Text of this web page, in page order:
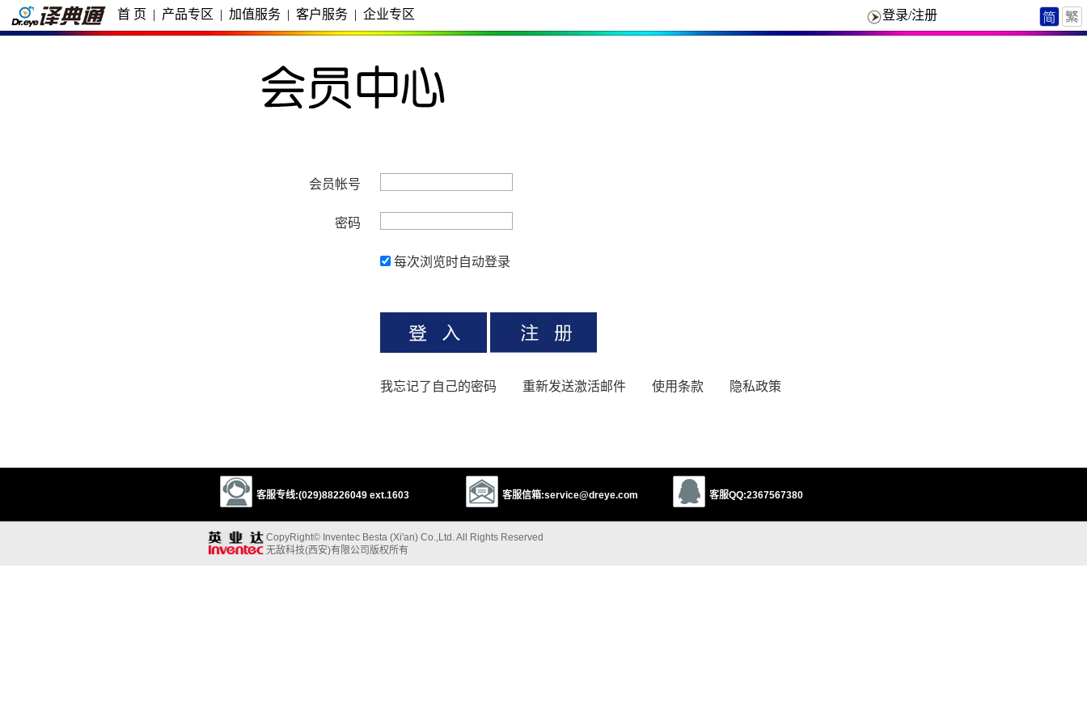
首 页 | 产品专区 | 加值服务 | 客户服务 | 企业专区 登录/注册
会员帐号
密码
每次浏览时自动登录
我忘记了自己的密码 重新发送激活邮件 使用条款 隐私政策
客服专线:(029)88226049 ext.1603 客服信箱:service@dreye.com 客服QQ:2367567380
CopyRight© Inventec Besta (Xi'an) Co.,Ltd. All Rights Reserved
无敌科技(西安)有限公司版权所有